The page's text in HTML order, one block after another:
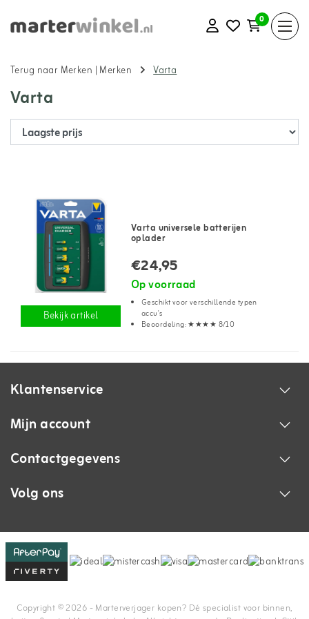
0
Terug naar Merken | Merken Varta
Varta
Bekijk artikel
Varta universele batterijen
oplader
€24,95
Op voorraad
Geschikt voor verschillende typen
accu's
Beoordeling: ★★★★ 8/10
Klantenservice
Mijn account
Contactgegevens
Volg ons
Copyright © 2026 - Marterverjager kopen? Dé specialist voor binnen,